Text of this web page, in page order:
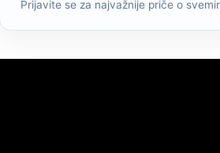
Prijavite se za najvažnije priče o